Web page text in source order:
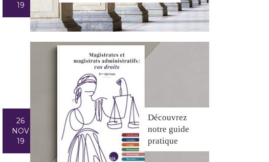
19
26
NOV
19
Découvrez
notre guide
pratique